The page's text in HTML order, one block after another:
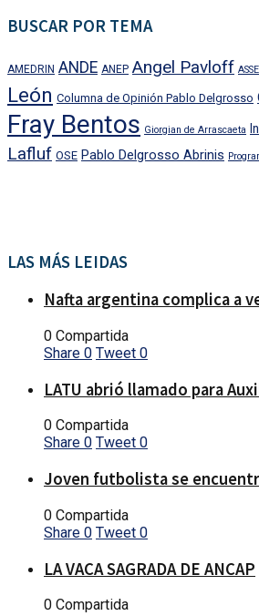
BUSCAR POR TEMA
AMEDRIN ANDE ANEP Angel Pavloff ASSE
León Columna de Opinión Pablo Delgrosso
Fray Bentos Giorgian de Arrascaeta
Lafluf OSE Pablo Delgrosso Abrinis
LAS MÁS LEIDAS
Nafta argentina complica a
0 Compartida
Share 0 Tweet 0
LATU abrió llamado para
0 Compartida
Share 0 Tweet 0
Joven futbolista se
0 Compartida
Share 0 Tweet 0
LA VACA SAGRADA DE ANCAP
0 Compartida